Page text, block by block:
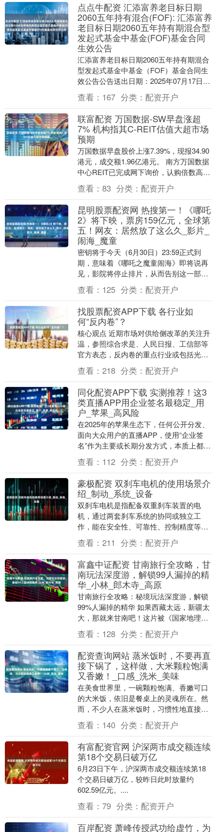
点点牛配资 汇添富养老目标日期
2060五年持有混合(FOF): 汇添富养
老目标日期2060五年持有期混合型
发起式基金中基金(FOF)基金合同
生效公告
汇添富养老目标日期2060五年持有期混合
型发起式基金中基金（FOF）基金合同生
效公告公告送出日期：2025年07月17日汇
添富养老目标日期2060五年持有期混合....
查看： 167 分类： 配资开户
联富配资 万国数据-SW早盘涨超
7% 机构指其C-REIT估值大超市场
预期
万国数据早盘股价上涨7.39%，现报34.90
港元，成交额1.96亿港元。 南方万国数据
中心REIT已完成网下询价，认购倍数高达
166倍，每份定价3.00元，总....
查看： 83 分类： 配资开户
昆明股票配资网 热搜第一！《哪吒
2》将下映，票房159亿元，全球第
五！网友：居然放了这么久_影片_
闹海_魔童
密钥将于今天（6月30日）23:59正式到
期，意味着《哪吒之魔童闹海》即将说再
见，影院将停止排片，从而告别这一部受
欢迎的动画电影！这个话题迅速登上热
搜，引发了大....
查看： 125 分类： 配资开户
找股票配资APP下载 各行业如
何“反内卷”？
核心观点 近期市场对供给侧改革的关注升
温，参照综合求是、人民日报、工信部等
官方表态，反内卷的重点行业或包括光
伏、锂电、新能源汽车、电商平台等。结
合数据可得性与行....
查看： 218 分类： 配资开户
同化配资APP下载 实测推荐！这3
类直播APP用企业签名最稳定_用
户_苹果_高风险
在2025年的苹果生态下，任何公开分发、
面向大众用户的直播APP，使用“企业签
名”作为主要或长期分发方式，本质上都是
极其不稳定且高风险的选择，根本不存
在“最稳定....
查看： 112 分类： 配资开户
豪极配资 双刹车电机的使用场景介
绍_制动_系统_设备
双刹车电机是指配备双重刹车装置的电
机，通过两套刹车系统的协同或独立工
作，能在安全性、可靠性、控制精度等方
面提供更优保障，其使用场景主要集中在
对制动安全性要求高、....
查看： 211 分类： 配资开户
富鑫中证配资 甘南旅行全攻略，甘
南玩法深度游，解锁99人漏掉的精
华_小林_郎木寺_高原
甘南旅行全攻略：秘境玩法深度游，解锁
99%人漏掉的精华 如果西藏太远，新疆太
大，那就来甘南吧！这片被《国家地理》
认证的隐世天堂，藏着雪山脚下的森林牧
场、云雾缭绕....
查看： 128 分类： 配资开户
配资查询网站 蒸米饭时，不要再直
接下锅了，这样做，大米颗粒饱满
又香嫩！_口感_洗米_美味
在美食世界里，一碗颗粒饱满、香嫩可口
的大米饭，依旧是餐桌上的灵魂所在。然
而，不少人在蒸米饭时，习惯性地直接将
米下锅，结果蒸出的米饭口感欠佳，品质
也大打折扣。今天....
查看： 140 分类： 配资开户
有富配资官网 沪深两市成交额连续
第18个交易日破万亿
6月23日下午，沪深两市成交额连续第18
个交易日破万亿，较昨日此时放量约
602.59亿元。....
查看： 79 分类： 配资开户
百岸配资 萧峰传授武功给虚竹，为